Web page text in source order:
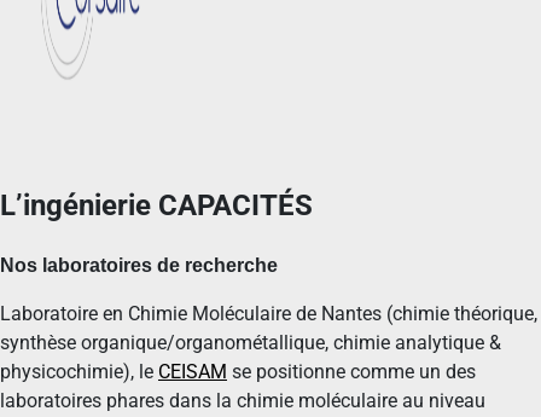
L’ingénierie CAPACITÉS
Nos laboratoires de recherche
Laboratoire en Chimie Moléculaire de Nantes (chimie théorique,
synthèse organique/organométallique, chimie analytique &
physicochimie), le CEISAM se positionne comme un des
laboratoires phares dans la chimie moléculaire au niveau